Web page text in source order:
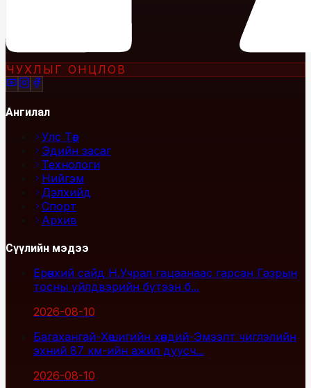
ЧУХЛЫГ ОНЦЛОВ
Ангилал
Улс Төр
Эдийн засаг
Технологи
Нийгэм
Дэлхийд
Спорт
Архив
Сүүлийн мэдээ
Ерөнхий сайд Н.Учрал гацаанаас гарсан Газрын
тосны үйлдвэрийн бүтээн б...
2026-08-10
Багахангай-Хөшигийн хөндий-Эмээлт чиглэлийн
эхний 87 км-ийн ажил дуусч...
2026-08-10